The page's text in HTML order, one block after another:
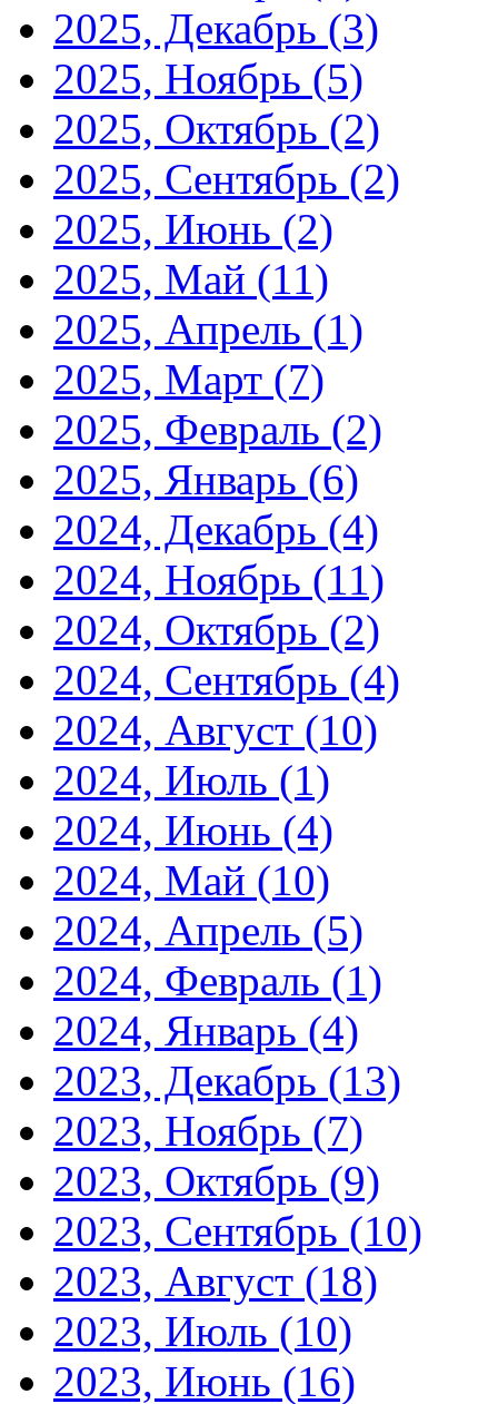
2025, Декабрь (3)
2025, Ноябрь (5)
2025, Октябрь (2)
2025, Сентябрь (2)
2025, Июнь (2)
2025, Май (11)
2025, Апрель (1)
2025, Март (7)
2025, Февраль (2)
2025, Январь (6)
2024, Декабрь (4)
2024, Ноябрь (11)
2024, Октябрь (2)
2024, Сентябрь (4)
2024, Август (10)
2024, Июль (1)
2024, Июнь (4)
2024, Май (10)
2024, Апрель (5)
2024, Февраль (1)
2024, Январь (4)
2023, Декабрь (13)
2023, Ноябрь (7)
2023, Октябрь (9)
2023, Сентябрь (10)
2023, Август (18)
2023, Июль (10)
2023, Июнь (16)